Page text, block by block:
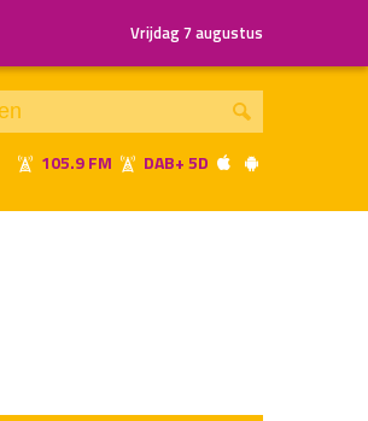
Vrijdag 7 augustus
105.9 FM DAB+ 5D